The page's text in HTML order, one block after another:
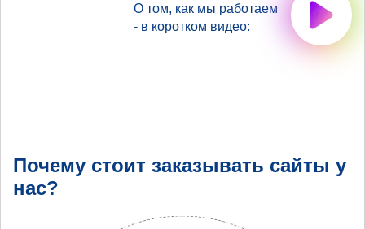
О том, как мы работаем
- в коротком видео:
Почему стоит заказывать сайты у
нас?